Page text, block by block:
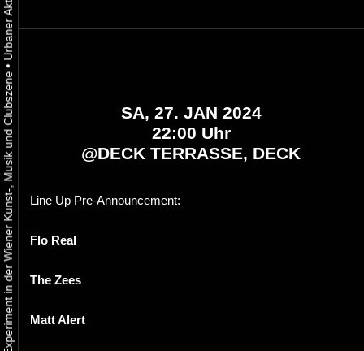
•
SA, 27. JAN 2024
22:00 Uhr
@DECK TERRASSE, DECK
Line Up Pre-Announcement:
Flo Real
The Zees
Matt Alert